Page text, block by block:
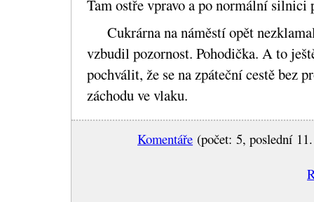
Tam ostře vpravo a po normální silnici
Cukrárna na náměstí opět
vzbudil pozornost. Pohodička. A to
pochválit, že se na zpáteční cestě bez
záchodu ve vlaku.
Komentáře (počet: 5, poslední